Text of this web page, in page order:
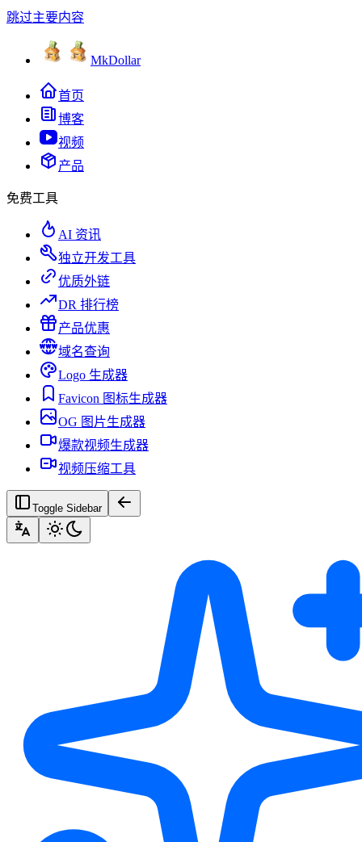
跳过主要内容
MkDollar
首页
博客
视频
产品
免费工具
AI 资讯
独立开发工具
优质外链
DR 排行榜
产品优惠
域名查询
Logo 生成器
Favicon 图标生成器
OG 图片生成器
爆款视频生成器
视频压缩工具
Toggle Sidebar